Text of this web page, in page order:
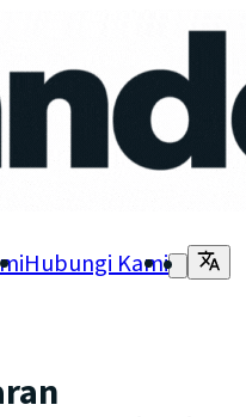
Hubungi Kami